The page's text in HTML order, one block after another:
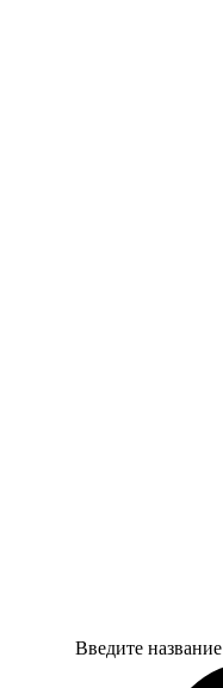
Введите название